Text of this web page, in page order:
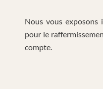
Nous vous
pour le
compte.